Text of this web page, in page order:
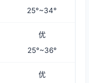
25°~34°
优
25°~36°
优